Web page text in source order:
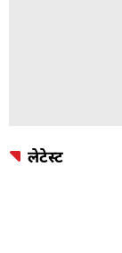
लेटेस्ट